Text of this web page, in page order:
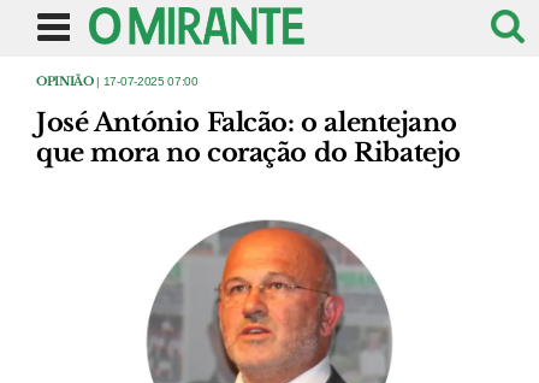
OPINIÃO| 17-07-2025 07:00
José António Falcão: o alentejano
que mora no coração do Ribatejo